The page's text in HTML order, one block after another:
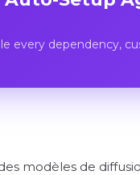
every dependency,
modèles de